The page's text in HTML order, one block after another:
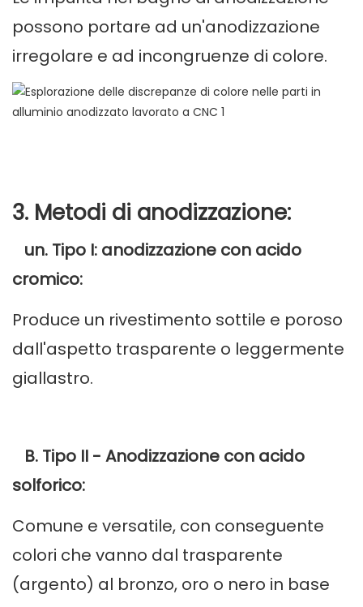
possono portare ad un'anodizzazione
irregolare e ad incongruenze di colore.
3. Metodi di anodizzazione:
un. Tipo I: anodizzazione con acido
cromico:
Produce un rivestimento sottile e poroso
dall'aspetto trasparente o leggermente
giallastro.
B. Tipo II - Anodizzazione con acido
solforico:
Comune e versatile, con conseguente
colori che vanno dal trasparente
(argento) al bronzo, oro o nero in base